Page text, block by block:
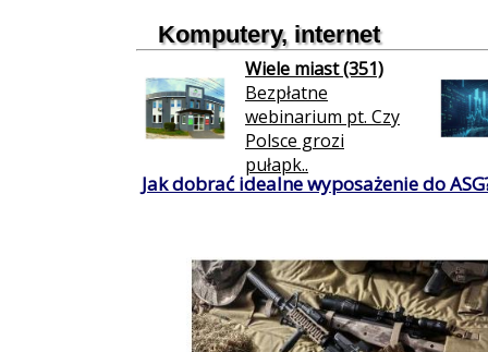
Komputery, internet
Wiele miast (351)
Bezpłatne
webinarium pt. Czy
Polsce grozi
pułapk..
Jak dobrać idealne wyposażenie do